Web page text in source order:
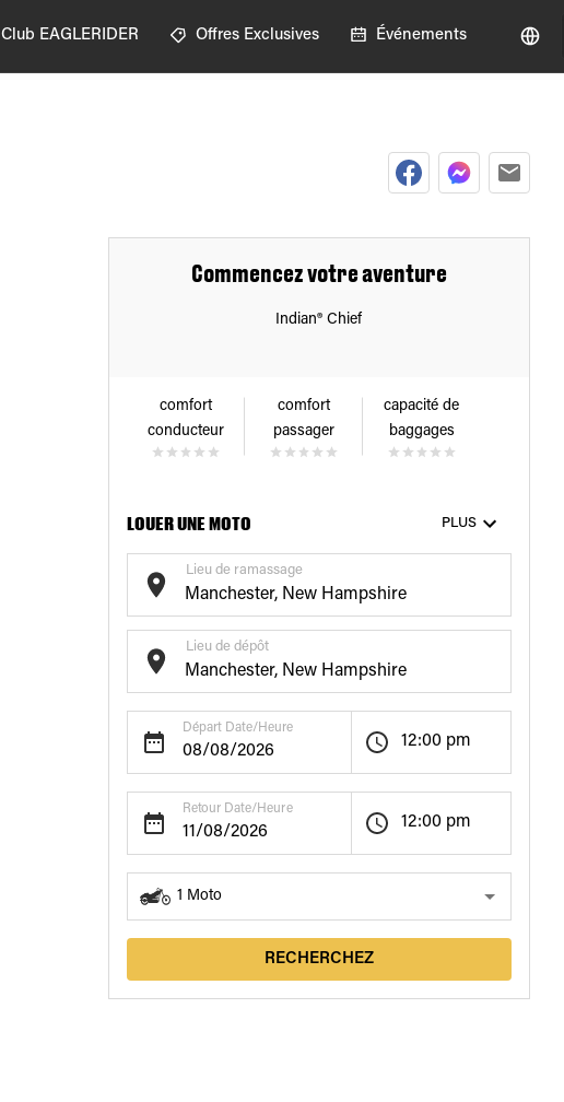
Club EAGLERIDER Offres Exclusives Événements
Commencez votre aventure
Indian® Chief
comfort
conducteur
comfort
passager
capacité de
baggages
LOUER UNE MOTO PLUS
Lieu de ramassage
Lieu de dépôt
Départ Date/Heure
12:00 pm
Retour Date/Heure
12:00 pm
1 Moto
RECHERCHEZ